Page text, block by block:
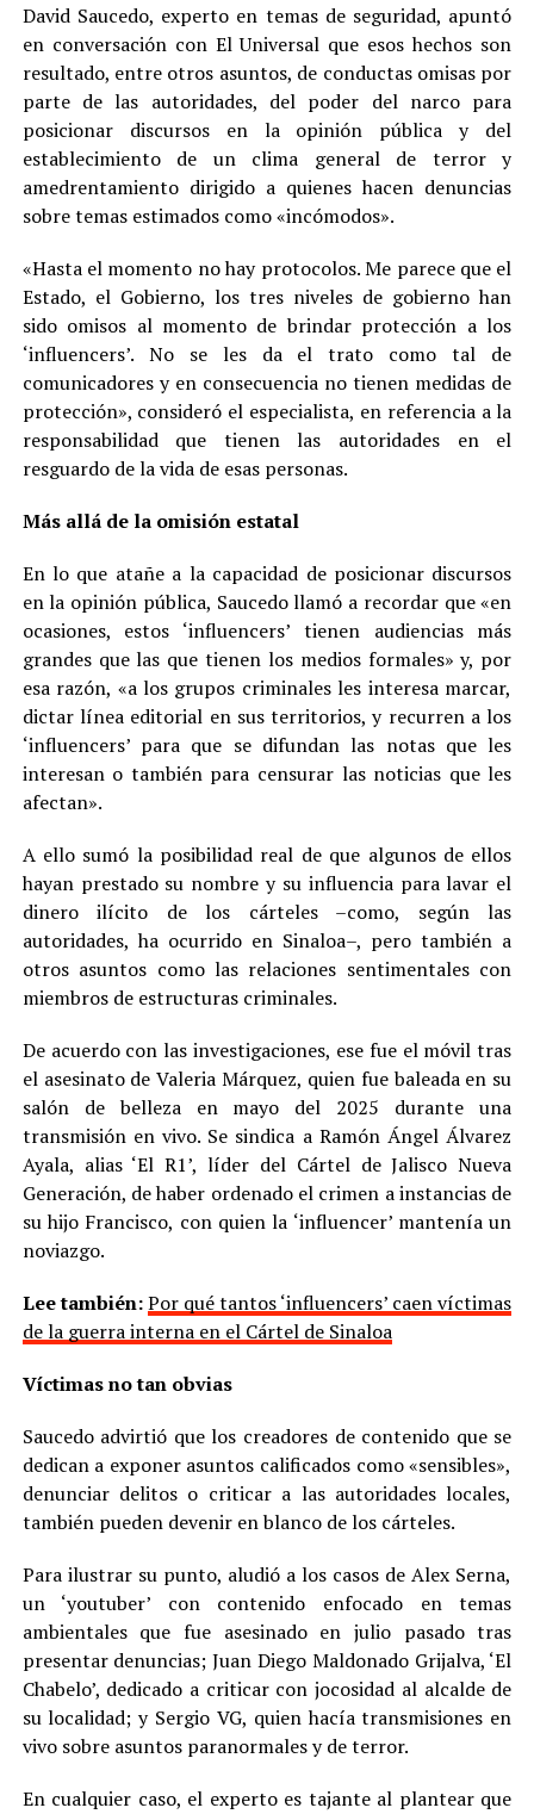
David Saucedo, experto en temas de seguridad, apuntó
en conversación con El Universal que esos hechos son
resultado, entre otros asuntos, de conductas omisas por
parte de las autoridades, del poder del narco para
posicionar discursos en la opinión pública y del
establecimiento de un clima general de terror y
amedrentamiento dirigido a quienes hacen denuncias
sobre temas estimados como «incómodos».
«Hasta el momento no hay protocolos. Me parece que el
Estado, el Gobierno, los tres niveles de gobierno han
sido omisos al momento de brindar protección a los
‘influencers’. No se les da el trato como tal de
comunicadores y en consecuencia no tienen medidas de
protección», consideró el especialista, en referencia a la
responsabilidad que tienen las autoridades en el
resguardo de la vida de esas personas.
Más allá de la omisión estatal
En lo que atañe a la capacidad de posicionar discursos
en la opinión pública, Saucedo llamó a recordar que «en
ocasiones, estos ‘influencers’ tienen audiencias más
grandes que las que tienen los medios formales» y, por
esa razón, «a los grupos criminales les interesa marcar,
dictar línea editorial en sus territorios, y recurren a los
‘influencers’ para que se difundan las notas que les
interesan o también para censurar las noticias que les
afectan».
A ello sumó la posibilidad real de que algunos de ellos
hayan prestado su nombre y su influencia para lavar el
dinero ilícito de los cárteles –como, según las
autoridades, ha ocurrido en Sinaloa–, pero también a
otros asuntos como las relaciones sentimentales con
miembros de estructuras criminales.
De acuerdo con las investigaciones, ese fue el móvil tras
el asesinato de Valeria Márquez, quien fue baleada en su
salón de belleza en mayo del 2025 durante una
transmisión en vivo. Se sindica a Ramón Ángel Álvarez
Ayala, alias ‘El R1’, líder del Cártel de Jalisco Nueva
Generación, de haber ordenado el crimen a instancias de
su hijo Francisco, con quien la ‘influencer’ mantenía un
noviazgo.
Lee también:Por qué tantos ‘influencers’ caen víctimas
de la guerra interna en el Cártel de Sinaloa
Víctimas no tan obvias
Saucedo advirtió que los creadores de contenido que se
dedican a exponer asuntos calificados como «sensibles»,
denunciar delitos o criticar a las autoridades locales,
también pueden devenir en blanco de los cárteles.
Para ilustrar su punto, aludió a los casos de Alex Serna,
un ‘youtuber’ con contenido enfocado en temas
ambientales que fue asesinado en julio pasado tras
presentar denuncias; Juan Diego Maldonado Grijalva, ‘El
Chabelo’, dedicado a criticar con jocosidad al alcalde de
su localidad; y Sergio VG, quien hacía transmisiones en
vivo sobre asuntos paranormales y de terror.
En cualquier caso, el experto es tajante al plantear que